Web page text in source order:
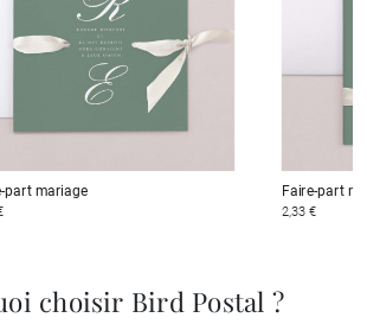
part mariage Faire-part
2,33 €
choisir Bird Postal ?